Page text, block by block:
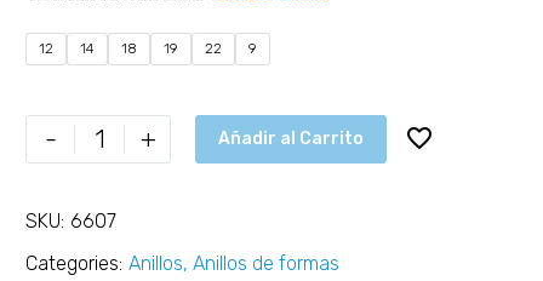
12 14 18 19 22 9
- + Añadir al Carrito
SKU: 6607
Categories: Anillos, Anillos de formas